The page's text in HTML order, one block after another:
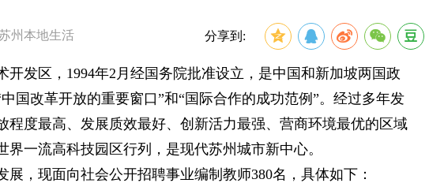
州本地生活 分享到:
开发区，1994年2月经国务院批准设立，是中国和新加坡两国政
国改革开放的重要窗口”和“国际合作的成功范例”。经过多年发
程度最高、发展质效最好、创新活力最强、营商环境最优的区域
一流高科技园区行列，是现代苏州城市新中心。
，现面向社会公开招聘事业编制教师380名，具体如下：